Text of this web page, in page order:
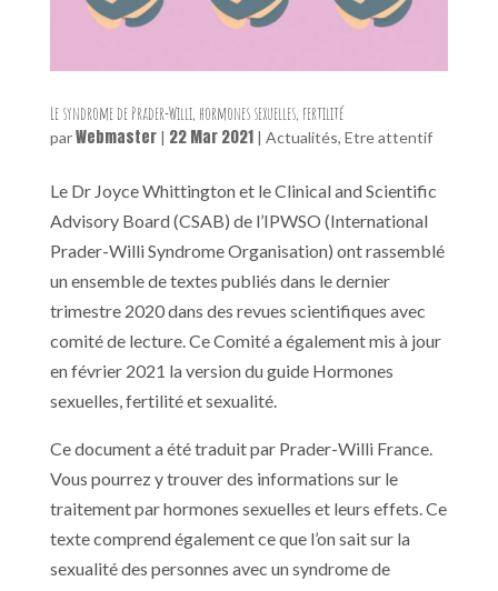
Le syndrome de Prader-Willi, hormones sexuelles, fertilité
parWebmaster| 22 Mar 2021 | Actualités, Etre attentif
Le Dr Joyce Whittington et le Clinical and Scientific
Advisory Board (CSAB) de l’IPWSO (International
Prader-Willi Syndrome Organisation) ont rassemblé
un ensemble de textes publiés dans le dernier
trimestre 2020 dans des revues scientifiques avec
comité de lecture. Ce Comité a également mis à jour
en février 2021 la version du guide Hormones
sexuelles, fertilité et sexualité.
Ce document a été traduit par Prader-Willi France.
Vous pourrez y trouver des informations sur le
traitement par hormones sexuelles et leurs effets. Ce
texte comprend également ce que l’on sait sur la
sexualité des personnes avec un syndrome de